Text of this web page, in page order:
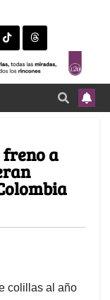
freno a
colillas al año